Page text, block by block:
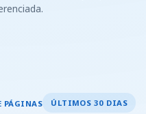
PÁGINAS ÚLTIMOS 30 DIAS